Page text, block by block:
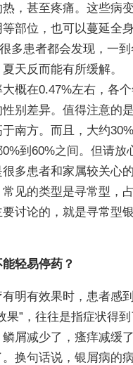
，甚至疼痛。这些病
部位，也可以蔓延全
多患者都会发现，一
天反而能有所缓解。
概在0.47%左右，各
别差异。值得注意的
南方。而且，大约
到60%之间。但请放
多患者和家属较关心
见的类型是寻常型，
讨论的，就是寻常型
轻易停药？
明有效果时，患者感
果”，往往是指症状得到
屑减少了，瘙痒减缓
换句话说，银屑病的